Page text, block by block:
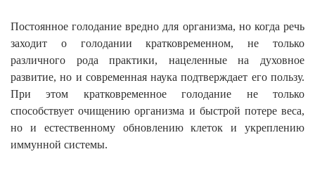
Постоянное голодание вредно для организма, но когда речь
заходит о голодании кратковременном, не только
различного рода практики, нацеленные на духовное
развитие, но и современная наука подтверждает его пользу.
При этом кратковременное голодание не только
способствует очищению организма и быстрой потере веса,
но и естественному обновлению клеток и укреплению
иммунной системы.